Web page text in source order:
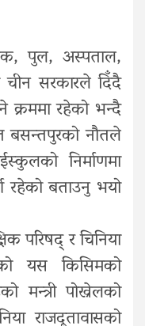
पुल, अस्पताल,
चीन सरकारले दिँदै
रहेको भन्दै
बसन्तपुरको नौतले
निर्माणमा
रहेको बताउनु भयो
परिषद् र चिनिया
यस किसिमको
मन्त्री पोख्रेलको
राजदूतावासको